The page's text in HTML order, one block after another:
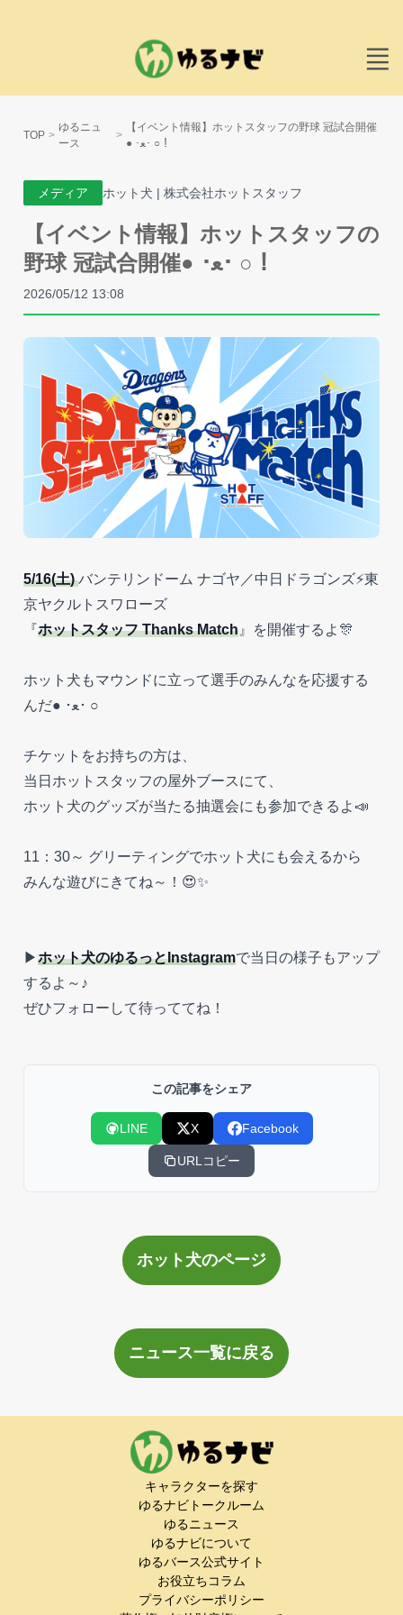
TOP
ゆるニュ
ース
【イベント情報】ホットスタッフの野球 冠試合開催
● ･ﻌ･ ○！
メディア ホット犬 | 株式会社ホットスタッフ
【イベント情報】ホットスタッフの
野球 冠試合開催● ･ﻌ･ ○！
2026/05/12 13:08
5/16(土)バンテリンドーム ナゴヤ／中日ドラゴンズ⚡東
京ヤクルトスワローズ
『ホットスタッフ Thanks Match 』を開催するよ🎊
ホット犬もマウンドに立って選手のみんなを応援する
んだ● ･ﻌ･ ○​
チケットをお持ちの方は、
当日ホットスタッフの屋外ブースにて、
ホット犬のグッズが当たる抽選会にも参加できるよ📣
11：30～ グリーティングでホット犬にも会えるから
みんな遊びにきてね～！😍✨
▶ホット犬のゆるっとInstagramで当日の様子もアップ
するよ～♪
ぜひフォローして待っててね！
この記事をシェア
LINE X Facebook
URLコピー
ホット犬のページ
ニュース一覧に戻る
キャラクターを探す
ゆるナビトークルーム
ゆるニュース
ゆるナビについて
ゆるバース公式サイト
お役立ちコラム
プライバシーポリシー